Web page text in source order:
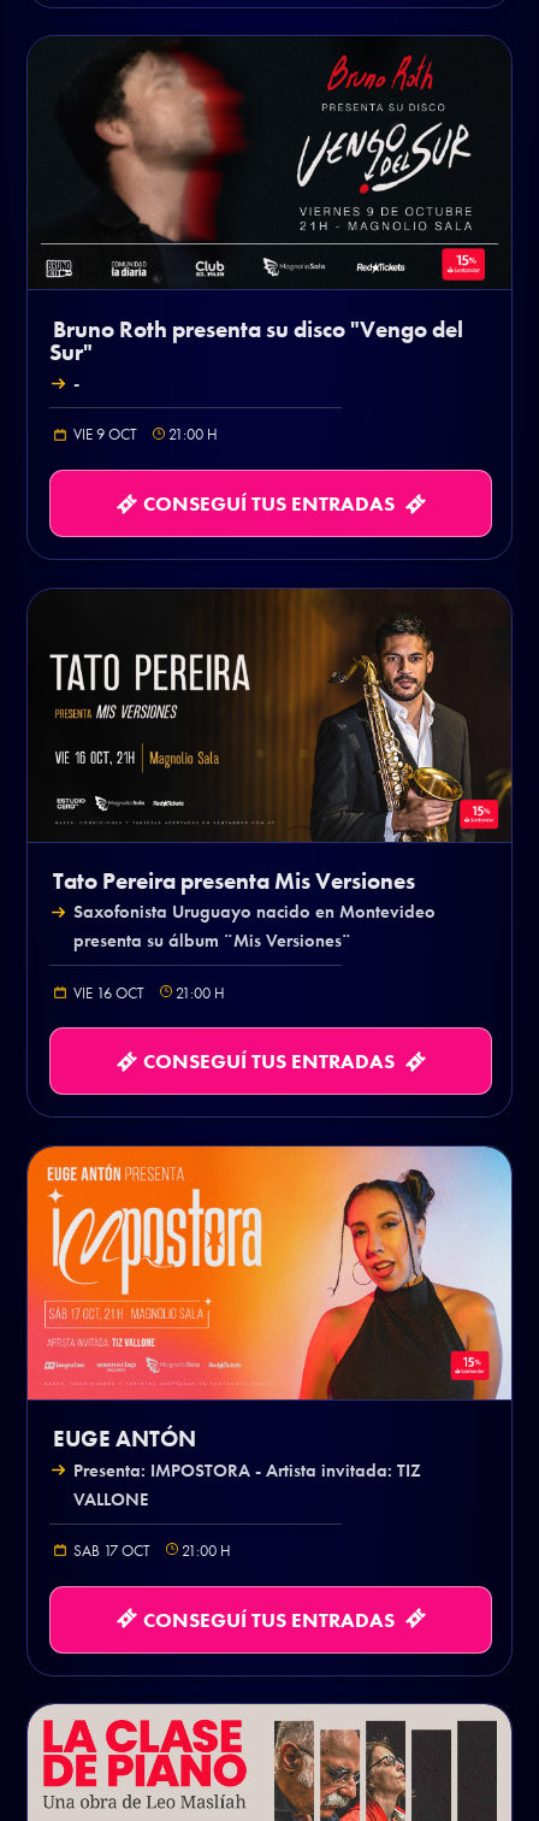
Bruno Roth presenta su disco "Vengo del
Sur"
-
VIE 9 OCT 21:00 H
CONSEGUÍ TUS ENTRADAS
Tato Pereira presenta Mis Versiones
Saxofonista Uruguayo nacido en Montevideo
presenta su álbum ¨Mis Versiones¨
VIE 16 OCT 21:00 H
CONSEGUÍ TUS ENTRADAS
EUGE ANTÓN
Presenta: IMPOSTORA - Artista invitada: TIZ
VALLONE
SAB 17 OCT 21:00 H
CONSEGUÍ TUS ENTRADAS